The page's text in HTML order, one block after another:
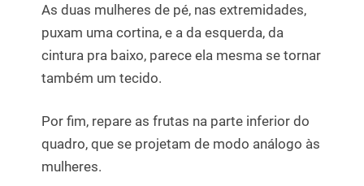
As duas mulheres de pé, nas extremidades,
puxam uma cortina, e a da esquerda, da
cintura pra baixo, parece ela mesma se tornar
também um tecido.
Por fim, repare as frutas na parte inferior do
quadro, que se projetam de modo análogo às
mulheres.